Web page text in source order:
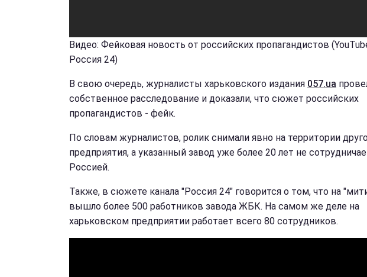
Видео: Фейковая новость от российских пропагандистов
Россия 24)
В свою очередь, журналисты харьковского издания 057.ua
собственное расследование и доказали, что сюжет российских
пропагандистов - фейк.
По словам журналистов, ролик снимали явно на территории
предприятия, а указанный завод уже более 20 лет не
Россией.
Также, в сюжете канала "Россия 24" говорится о том, что на
вышло более 500 работников завода ЖБК. На самом же деле на
харьковском предприятии работает всего 80 сотрудников.